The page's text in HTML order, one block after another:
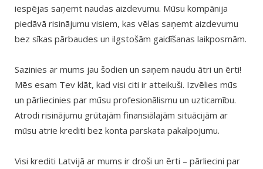
iespējas saņemt naudas aizdevumu. Mūsu kompānija
piedāvā risinājumu visiem, kas vēlas saņemt aizdevumu
bez sīkas pārbaudes un ilgstošām gaidīšanas laikposmām.
Sazinies ar mums jau šodien un saņem naudu ātri un ērti!
Mēs esam Tev klāt, kad visi citi ir atteikuši. Izvēlies mūs
un pārliecinies par mūsu profesionālismu un uzticamību.
Atrodi risinājumu grūtajām finansiālajām situācijām ar
mūsu atrie krediti bez konta parskata pakalpojumu.
Visi krediti Latvijā ar mums ir droši un ērti – pārliecini par